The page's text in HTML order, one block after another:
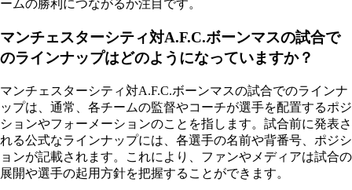
ームの勝利につながるか注目です。
マンチェスターシティ対A.F.C.ボーンマスの試合で
のラインナップはどのようになっていますか？
マンチェスターシティ対A.F.C.ボーンマスの試合でのラインナ
ップは、通常、各チームの監督やコーチが選手を配置するポジ
ションやフォーメーションのことを指します。試合前に発表さ
れる公式なラインナップには、各選手の名前や背番号、ポジシ
ョンが記載されます。これにより、ファンやメディアは試合の
展開や選手の起用方針を把握することができます。